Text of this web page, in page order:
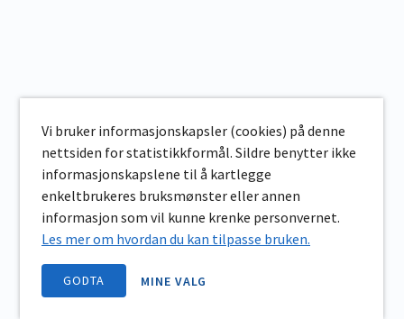
Vi bruker informasjonskapsler (cookies) på denne
nettsiden for statistikkformål. Sildre benytter ikke
informasjonskapslene til å kartlegge
enkeltbrukeres bruksmønster eller annen
informasjon som vil kunne krenke personvernet.
Les mer om hvordan du kan tilpasse bruken.
GODTA MINE VALG